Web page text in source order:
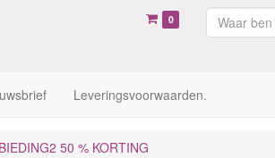
0
Leveringsvoorwaarden.
50 % KORTING